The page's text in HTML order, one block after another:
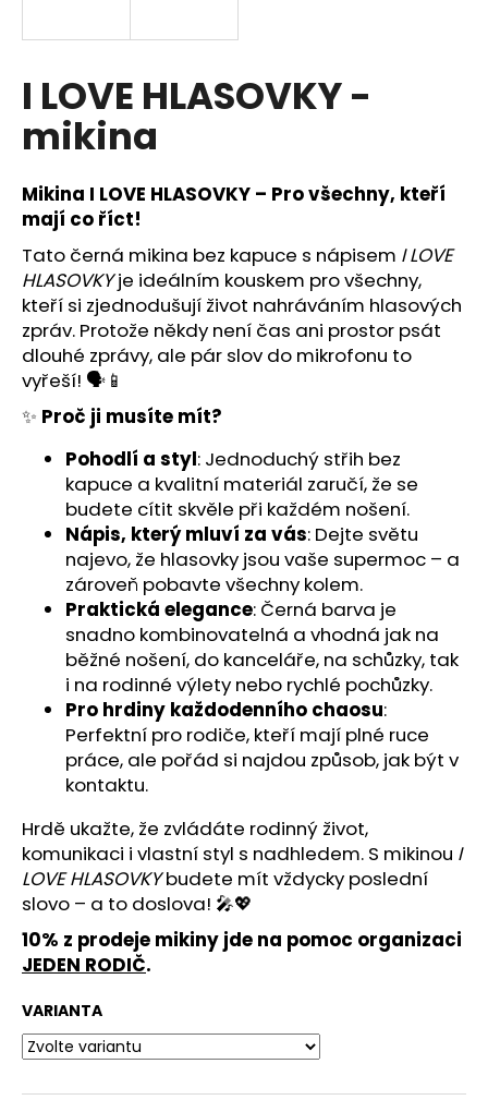
I LOVE HLASOVKY -
mikina
Mikina I LOVE HLASOVKY – Pro všechny, kteří
mají co říct!
Tato černá mikina bez kapuce s nápisem I LOVE
HLASOVKYje ideálním kouskem pro všechny,
kteří si zjednodušují život nahráváním hlasových
zpráv. Protože někdy není čas ani prostor psát
dlouhé zprávy, ale pár slov do mikrofonu to
vyřeší! 🗣️📱
✨ Proč ji musíte mít?
Pohodlí a styl: Jednoduchý střih bez
kapuce a kvalitní materiál zaručí, že se
budete cítit skvěle při každém nošení.
Nápis, který mluví za vás: Dejte světu
najevo, že hlasovky jsou vaše supermoc – a
zároveň pobavte všechny kolem.
Praktická elegance: Černá barva je
snadno kombinovatelná a vhodná jak na
běžné nošení, do kanceláře, na schůzky, tak
i na rodinné výlety nebo rychlé pochůzky.
Pro hrdiny každodenního chaosu:
Perfektní pro rodiče, kteří mají plné ruce
práce, ale pořád si najdou způsob, jak být v
kontaktu.
Hrdě ukažte, že zvládáte rodinný život,
komunikaci i vlastní styl s nadhledem. S mikinou I
LOVE HLASOVKYbudete mít vždycky poslední
slovo – a to doslova! 🎤💖
10% z prodeje mikiny jde na pomoc organizaci
JEDEN RODIČ.
VARIANTA
í
t
?
HLEDAT
D
o
p
o
DĚTSKÉ
BODY
LATTE